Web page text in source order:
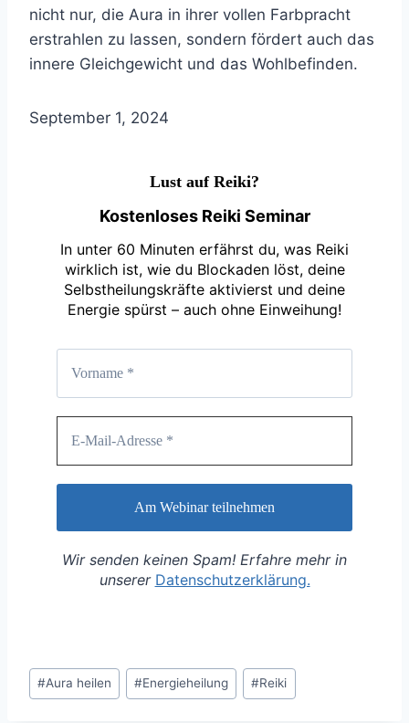
nicht nur, die Aura in ihrer vollen Farbpracht
erstrahlen zu lassen, sondern fördert auch das
innere Gleichgewicht und das Wohlbefinden.
September 1, 2024
Lust auf Reiki?
Kostenloses Reiki Seminar
In unter 60 Minuten erfährst du, was Reiki
wirklich ist, wie du Blockaden löst, deine
Selbstheilungskräfte aktivierst und deine
Energie spürst – auch ohne Einweihung!
Wir senden keinen Spam! Erfahre mehr in
unserer Datenschutzerklärung.
Schlagworte:
#Aura heilen #Energieheilung #Reiki